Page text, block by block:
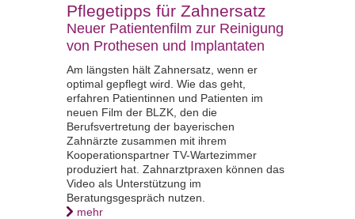
Pflegetipps für Zahnersatz
Neuer Patientenfilm zur Reinigung
von Prothesen und Implantaten
Am längsten hält Zahnersatz, wenn er
optimal gepflegt wird. Wie das geht,
erfahren Patientinnen und Patienten im
neuen Film der BLZK, den die
Berufsvertretung der bayerischen
Zahnärzte zusammen mit ihrem
Kooperationspartner TV-Wartezimmer
produziert hat. Zahnarztpraxen können das
Video als Unterstützung im
Beratungsgespräch nutzen.
mehr